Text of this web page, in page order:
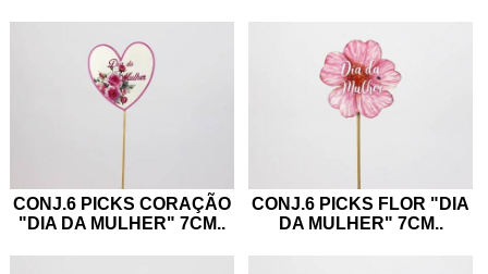
CONJ.6 PICKS CORAÇÃO
"DIA DA MULHER" 7CM..
CONJ.6 PICKS FLOR "DIA
DA MULHER" 7CM..